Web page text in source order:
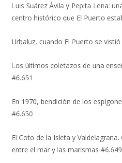
Luis Suárez Ávila y Pepita Lena:
centro histórico que El Puerto
Urbaluz, cuando El Puerto se
Los últimos coletazos de una
#6.651
En 1970, bendición de los
#6.650
El Coto de la Isleta y
entre el mar y las marismas #6.649